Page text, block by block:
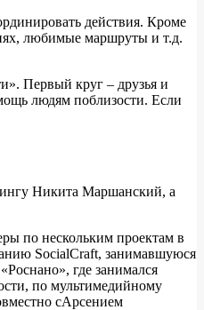
действия. Кроме
любимые маршруты и т.д.
Первый круг – друзья и
людям поблизости. Если
Никита Маршанский, а
по нескольким проектам в
SocialCraft, занимавшуюся
где занимался
по мультимедийному
сАрсением